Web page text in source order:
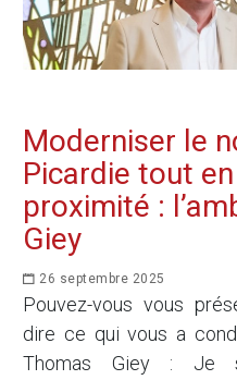
Moderniser le
Picardie tout
proximité :
Giey
26 septembre 2025
Pouvez-vous vous
dire ce qui vous a
Thomas Giey : Je